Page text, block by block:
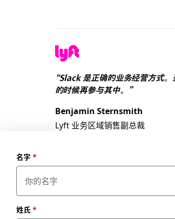
“Slack 是正确的业务经营方式
的时候再参与其中。”
Benjamin Sternsmith
Lyft 业务区域销售副总裁
名字*
姓氏*